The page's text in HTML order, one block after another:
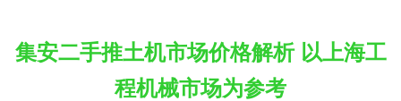
集安二手推土机市场价格解析 以上海工
程机械市场为参考